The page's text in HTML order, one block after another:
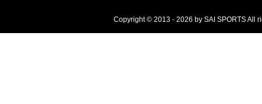
Copyright © 2013 - 2026 by SAI SPORTS All